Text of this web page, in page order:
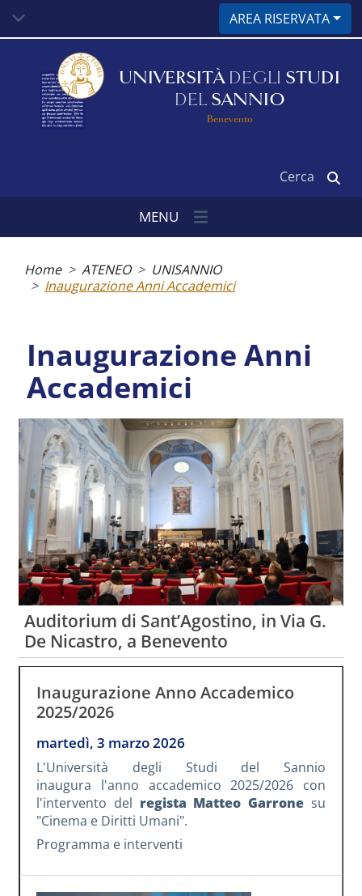
contenuto
AREA RISERVATA
UNIVERSITÀ DEGLI STUDI
DEL SANNIO
Benevento
MENU
pane
Home ATENEO
UNISANNIO
Inaugurazione Anni Accademici
Inaugurazione Anni
Accademici
Auditorium di Sant’Agostino, in Via G.
De Nicastro, a Benevento
Inaugurazione Anno Accademico
2025/2026
martedì, 3 marzo 2026
L'Università degli Studi del Sannio
inaugura l'anno accademico 2025/2026 con
l'intervento del regista Matteo Garrone su
"Cinema e Diritti Umani".
Programma e interventi